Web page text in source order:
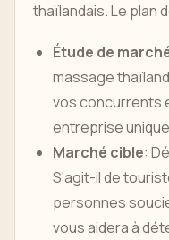
thaïlandais. Le plan
Étude de
massage
vos concurrents
entreprise
Marché cible:
S'agit-il de
personnes
vous aidera à